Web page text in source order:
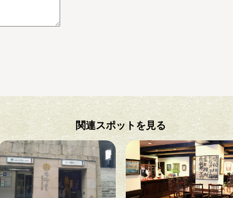
関連スポットを見る